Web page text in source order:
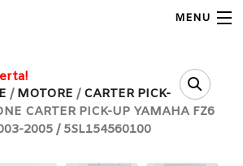
MENU
/ MOTORE / CARTER PICK-
CARTER PICK-UP YAMAHA FZ6
2005 / 5SL154560100